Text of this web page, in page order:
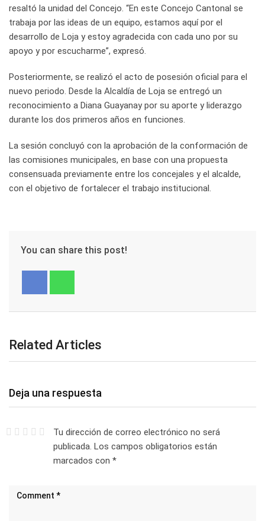
resaltó la unidad del Concejo. “En este Concejo Cantonal se
trabaja por las ideas de un equipo, estamos aquí por el
desarrollo de Loja y estoy agradecida con cada uno por su
apoyo y por escucharme”, expresó.
Posteriormente, se realizó el acto de posesión oficial para el
nuevo periodo. Desde la Alcaldía de Loja se entregó un
reconocimiento a Diana Guayanay por su aporte y liderazgo
durante los dos primeros años en funciones.
La sesión concluyó con la aprobación de la conformación de
las comisiones municipales, en base con una propuesta
consensuada previamente entre los concejales y el alcalde,
con el objetivo de fortalecer el trabajo institucional.
You can share this post!
Related Articles
Deja una respuesta
Tu dirección de correo electrónico no será
publicada. Los campos obligatorios están
marcados con *